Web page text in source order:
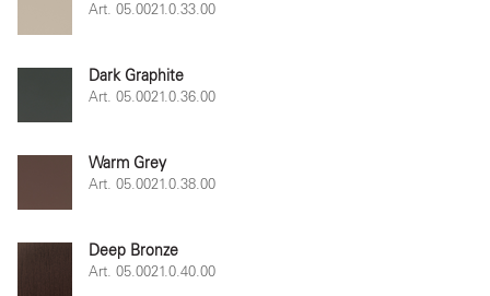
Art. 05.0021.0.33.00
Dark Graphite
Art. 05.0021.0.36.00
Warm Grey
Art. 05.0021.0.38.00
Deep Bronze
Art. 05.0021.0.40.00